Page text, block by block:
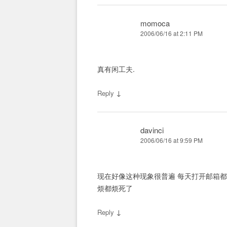
momoca
2006/06/16 at 2:11 PM
真有闲工夫.
Reply ↓
davinci
2006/06/16 at 9:59 PM
现在好像这种现象很普遍 每天打开邮箱
烦都烦死了
Reply ↓